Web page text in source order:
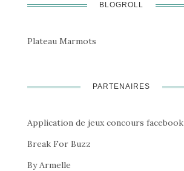
BLOGROLL
Plateau Marmots
PARTENAIRES
Application de jeux concours facebook
Break For Buzz
By Armelle